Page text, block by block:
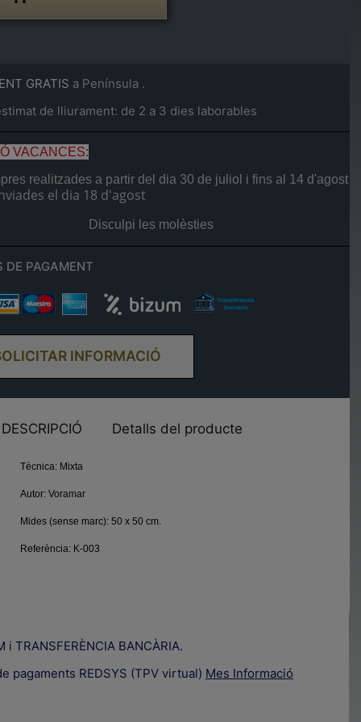
GRATIS a Península .
de lliurament: de 2 a 3 dies laborables
VACANCES:
realitzades a partir del dia 30 de juliol i fins al 14 d'agost
el dia 18 d'agost
Disculpi les molèsties
DE PAGAMENT
INFORMACIÓ
DESCRIPCIÓ Detalls del producte
Tècnica: Mixta
Autor: Voramar
Mides (sense marc): 50 x 50 cm.
Referència: K-003
TRANSFERÈNCIA BANCÀRIA.
pagaments REDSYS (TPV virtual) Mes Informació